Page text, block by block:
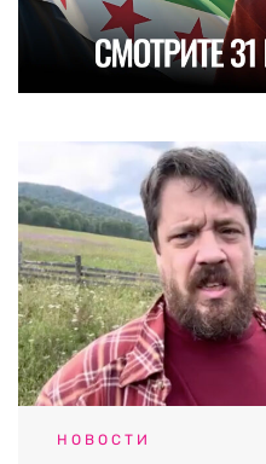
НОВОСТИ